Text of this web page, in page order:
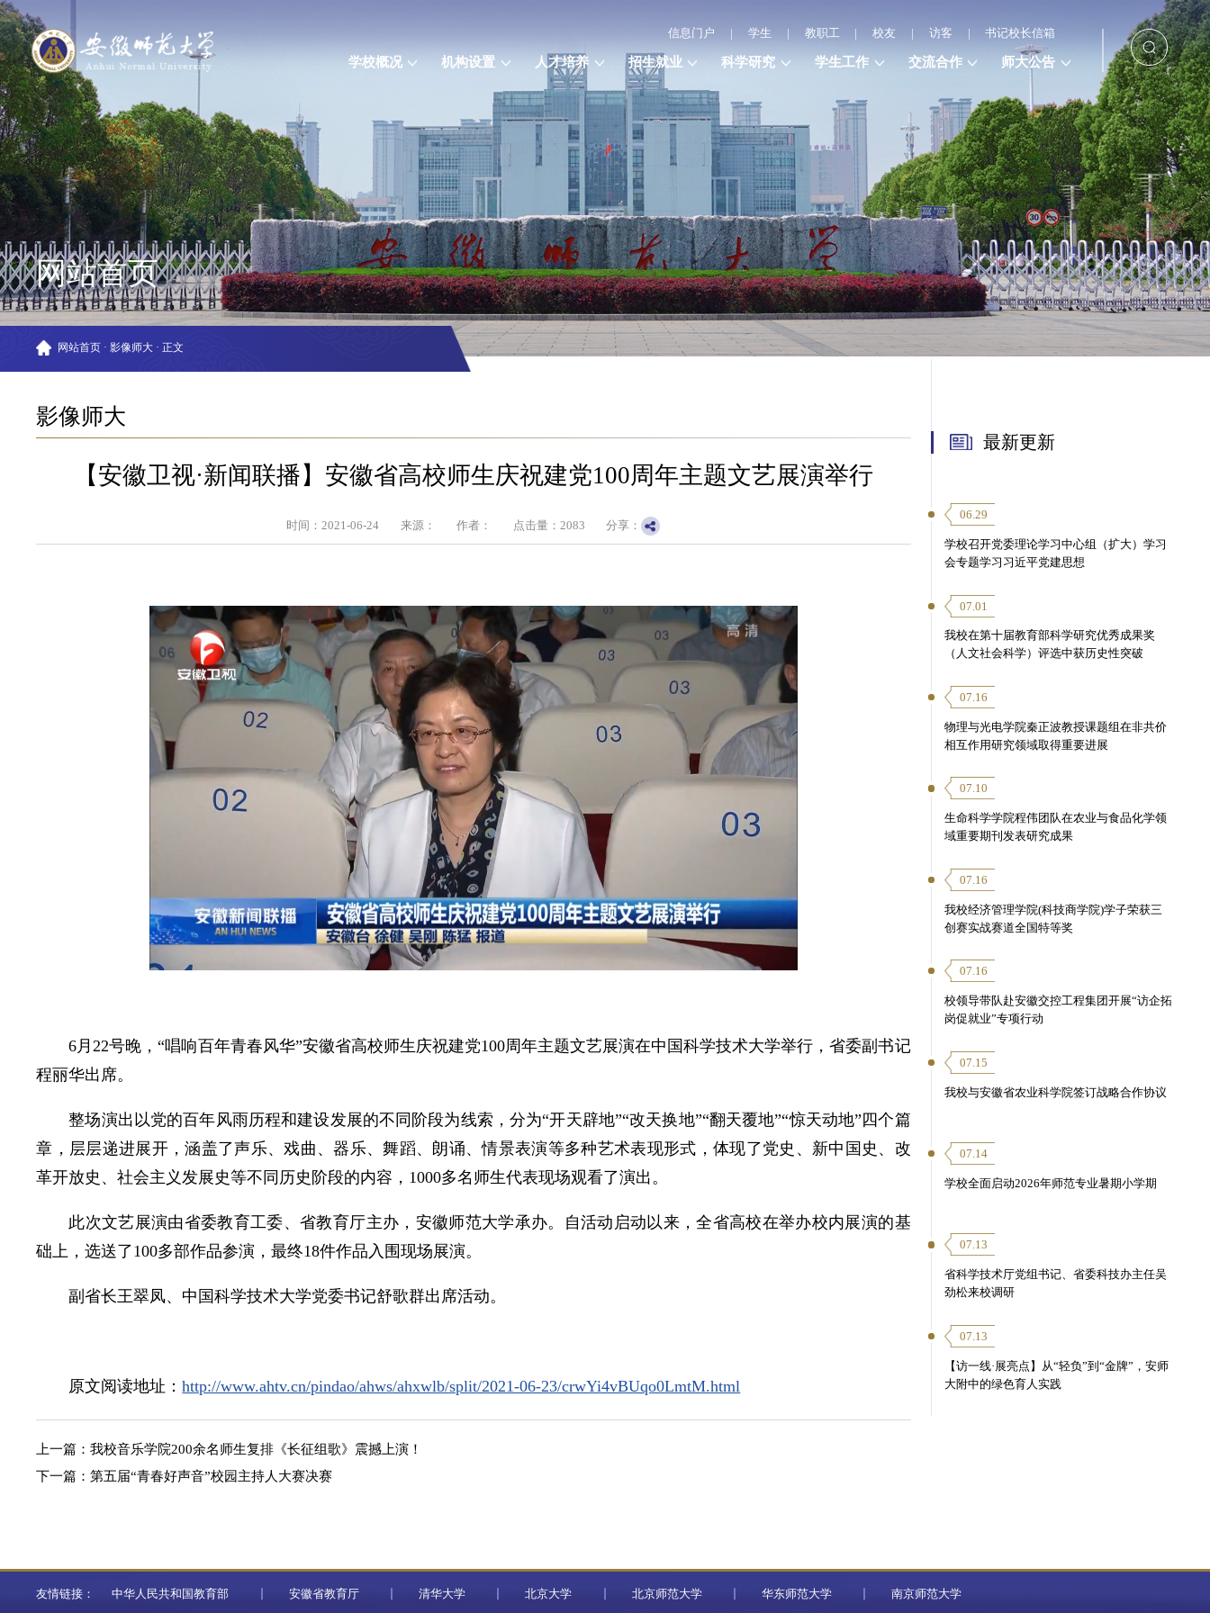
信息门户 | 学生 | 教职工 | 校友 | 访客 | 书记校长信箱
学校概况 机构设置 人才培养 招生就业 科学研究 学生工作 交流合作 师大公告
网站首页
网站首页 · 影像师大 · 正文
影像师大
【安徽卫视·新闻联播】安徽省高校师生庆祝建党100周年主题文艺展演举行
时间：2021-06-24 来源： 作者： 点击量： 2083 分享：
6月22号晚，“唱响百年青春风华”安徽省高校师生庆祝建党100周年主题文艺展演在中国科学技术大学举行，省委副书记
程丽华出席。
整场演出以党的百年风雨历程和建设发展的不同阶段为线索，分为“开天辟地”“改天换地”“翻天覆地”“惊天动地”四个篇
章，层层递进展开，涵盖了声乐、戏曲、器乐、舞蹈、朗诵、情景表演等多种艺术表现形式，体现了党史、新中国史、改
革开放史、社会主义发展史等不同历史阶段的内容，1000多名师生代表现场观看了演出。
此次文艺展演由省委教育工委、省教育厅主办，安徽师范大学承办。自活动启动以来，全省高校在举办校内展演的基
础上，选送了100多部作品参演，最终18件作品入围现场展演。
副省长王翠凤、中国科学技术大学党委书记舒歌群出席活动。
原文阅读地址：http://www.ahtv.cn/pindao/ahws/ahxwlb/split/2021-06-23/crwYi4vBUqo0LmtM.html
上一篇：我校音乐学院200余名师生复排《长征组歌》震撼上演！
下一篇：第五届“青春好声音”校园主持人大赛决赛
最新更新
06.29
学校召开党委理论学习中心组（扩大）学习
会专题学习习近平党建思想
07.01
我校在第十届教育部科学研究优秀成果奖
（人文社会科学）评选中获历史性突破
07.16
物理与光电学院秦正波教授课题组在非共价
相互作用研究领域取得重要进展
07.10
生命科学学院程伟团队在农业与食品化学领
域重要期刊发表研究成果
07.16
我校经济管理学院(科技商学院)学子荣获三
创赛实战赛道全国特等奖
07.16
校领导带队赴安徽交控工程集团开展“访企拓
岗促就业”专项行动
07.15
我校与安徽省农业科学院签订战略合作协议
07.14
学校全面启动2026年师范专业暑期小学期
07.13
省科学技术厅党组书记、省委科技办主任吴
劲松来校调研
07.13
【访一线·展亮点】从“轻负”到“金牌”，安师
大附中的绿色育人实践
友情链接： 中华人民共和国教育部 安徽省教育厅 清华大学 北京大学 北京师范大学 华东师范大学 南京师范大学